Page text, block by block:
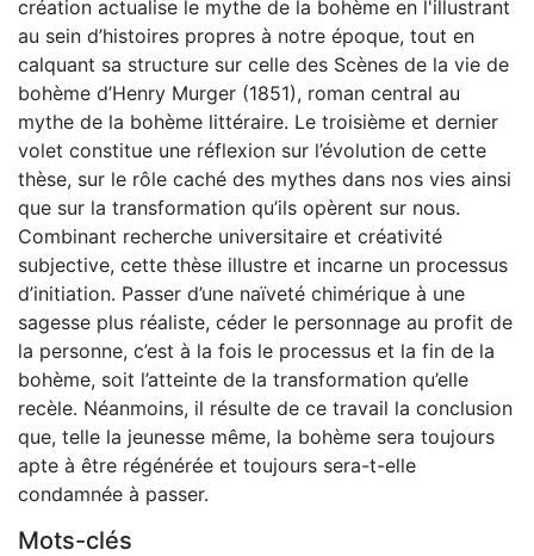
création actualise le mythe de la bohème en l'illustrant
au sein d’histoires propres à notre époque, tout en
calquant sa structure sur celle des Scènes de la vie de
bohème d’Henry Murger (1851), roman central au
mythe de la bohème littéraire. Le troisième et dernier
volet constitue une réflexion sur l’évolution de cette
thèse, sur le rôle caché des mythes dans nos vies ainsi
que sur la transformation qu’ils opèrent sur nous.
Combinant recherche universitaire et créativité
subjective, cette thèse illustre et incarne un processus
d’initiation. Passer d’une naïveté chimérique à une
sagesse plus réaliste, céder le personnage au profit de
la personne, c’est à la fois le processus et la fin de la
bohème, soit l’atteinte de la transformation qu’elle
recèle. Néanmoins, il résulte de ce travail la conclusion
que, telle la jeunesse même, la bohème sera toujours
apte à être régénérée et toujours sera-t-elle
condamnée à passer.
Mots-clés